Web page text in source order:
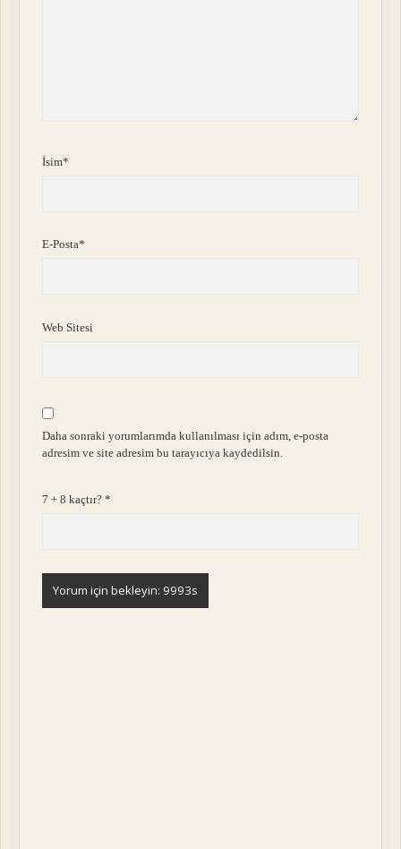
İsim*
E-Posta*
Web Sitesi
Daha sonraki yorumlarımda kullanılması için adım, e-posta
adresim ve site adresim bu tarayıcıya kaydedilsin.
7 + 8 kaçtır?*